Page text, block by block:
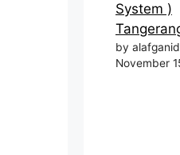
System )
by
November